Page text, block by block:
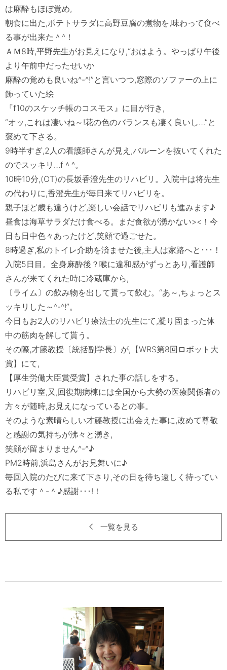
は麻酔もほぼ覚め,
朝食に出た,ポテトサラダに高野豆腐の煮物を,味わって食べ
る事が出来た＾^！
ＡＭ8時,平野先生がお見えになり,“おはよう。やっぱり午後
より午前中だったせいか
麻酔の覚めも良いね^-^!”と言いつつ,窓際のソファーの上に
飾っていた絵
『f10のスケッチ帳のコスモス』に目が行き,
“オッ,これは凄いね～!花の色のバランスも凄く良いし…”と
褒めて下さる。
9時半すぎ,2人の看護師さんが見え,バルーンを抜いてくれた
のでスッキリ…f＾^。
10時10分,(OT)の長坂香澄先生のリハビリ。入院中は将先生
の代わりに,香澄先生が毎日来てリハビリを。
親子ほど歳も違うけど,楽しい会話でリハビリも進みます♪
昼食は海草サラダだけ食べる。まだ食欲が湧かない><！今
日も日中色々あったけど,笑顔で過ごせた。
8時過ぎ,私のトイレ介助を済ませた後,主人は家路へと･･･！
入院5日目。全身麻酔後？喉に違和感がずっとあり,看護師
さんが来てくれた時に冷蔵庫から,
〔ライム〕の飲み物を出して貰って飲む。“あ～,ちょっとス
ッキリした～^-^!”。
今日もお2人のリハビリ療法士の先生にて,凝り固まった体
中の筋肉を解して貰う。
その際,才籐教授〔統括副学長〕が,【WRS第8回ロボット大
賞】にて,
【厚生労働大臣賞受賞】された事の話しをする。
リハビリ室,又,回復期病棟には全国から大勢の医療関係者の
方々が随時,お見えになっているとの事。
そのような素晴らしい才籐教授に出会えた事に,改めて尊敬
と感謝の気持ちが沸々と湧き,
笑顔が留まりません^-^♪
PM2時前,浜島さんがお見舞いに♪
毎回入院のたびに来て下さり,その日を待ち遠しく待ってい
一覧を見る